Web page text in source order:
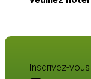
Inscrivez-